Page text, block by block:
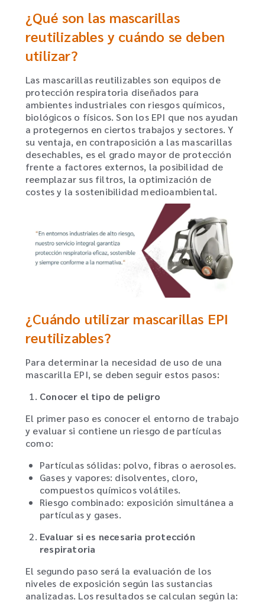
¿Qué son las mascarillas
reutilizables y cuándo se deben
utilizar?
Las mascarillas reutilizables son equipos de
protección respiratoria diseñados para
ambientes industriales con riesgos químicos,
biológicos o físicos. Son los EPI que nos ayudan
a protegernos en ciertos trabajos y sectores. Y
su ventaja, en contraposición a las mascarillas
desechables, es el grado mayor de protección
frente a factores externos, la posibilidad de
reemplazar sus filtros, la optimización de
costes y la sostenibilidad medioambiental.
¿Cuándo utilizar mascarillas EPI
reutilizables?
Para determinar la necesidad de uso de una
mascarilla EPI, se deben seguir estos pasos:
Conocer el tipo de peligro
El primer paso es conocer el entorno de trabajo
y evaluar si contiene un riesgo de partículas
como:
Partículas sólidas: polvo, fibras o aerosoles.
Gases y vapores: disolventes, cloro,
compuestos químicos volátiles.
Riesgo combinado: exposición simultánea a
partículas y gases.
Evaluar si es necesaria protección
respiratoria
El segundo paso será la evaluación de los
niveles de exposición según las sustancias
analizadas. Los resultados se calculan según la: